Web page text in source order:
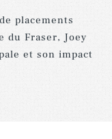
placements
du Fraser, Joey
et son impact